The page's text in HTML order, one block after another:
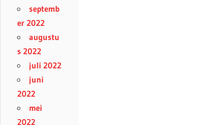
septemb
er 2022
augustu
s 2022
juli 2022
juni
2022
mei
2022